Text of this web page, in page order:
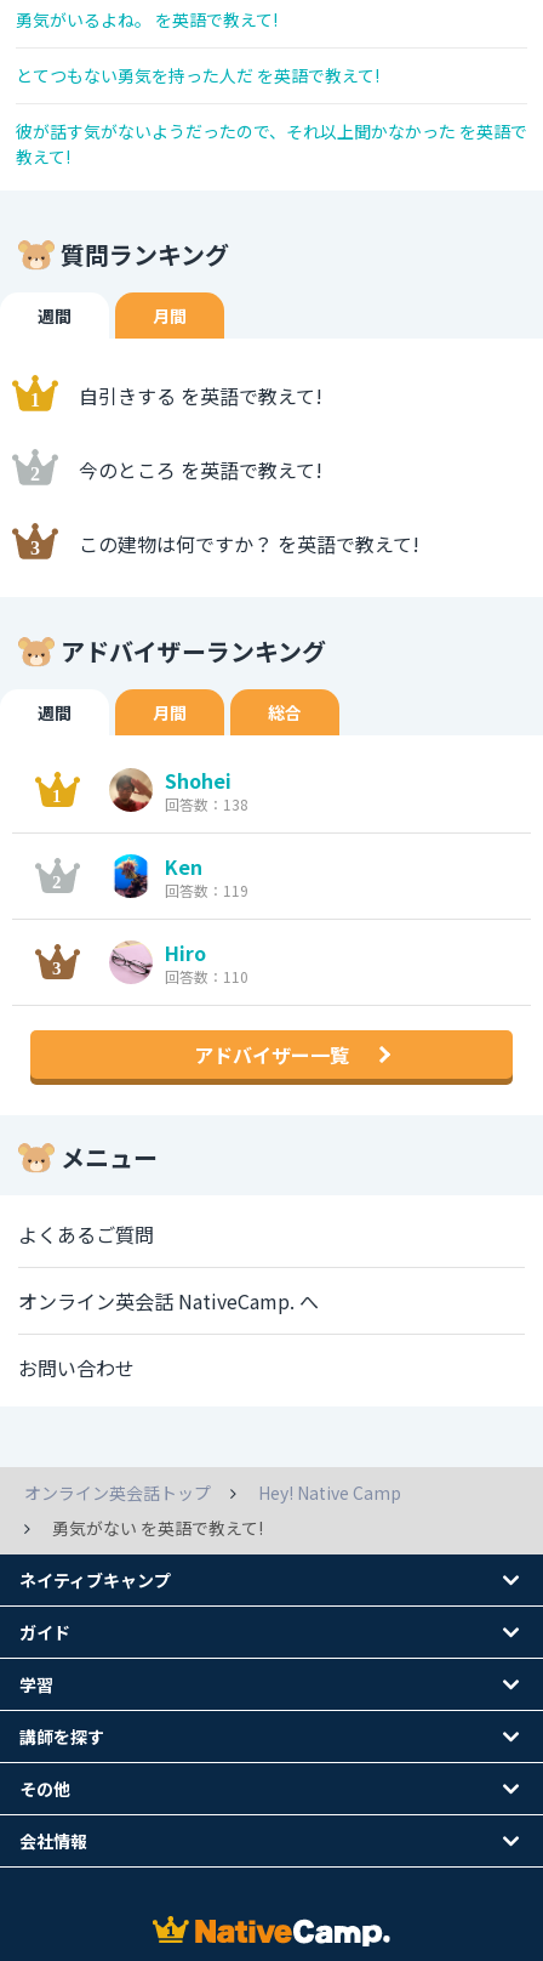
勇気がいるよね。 を英語で教えて!
とてつもない勇気を持った人だ を英語で教えて!
彼が話す気がないようだったので、それ以上聞かなかった を英語で
教えて!
質問ランキング
週間 月間
自引きする を英語で教えて!
今のところ を英語で教えて!
この建物は何ですか？ を英語で教えて!
アドバイザーランキング
週間 月間 総合
Shohei
回答数：138
Ken
回答数：119
Hiro
回答数：110
アドバイザー一覧
メニュー
よくあるご質問
オンライン英会話 NativeCamp. へ
お問い合わせ
オンライン英会話トップ
Hey! Native Camp
勇気がない を英語で教えて!
ネイティブキャンプ
ガイド
学習
講師を探す
その他
会社情報